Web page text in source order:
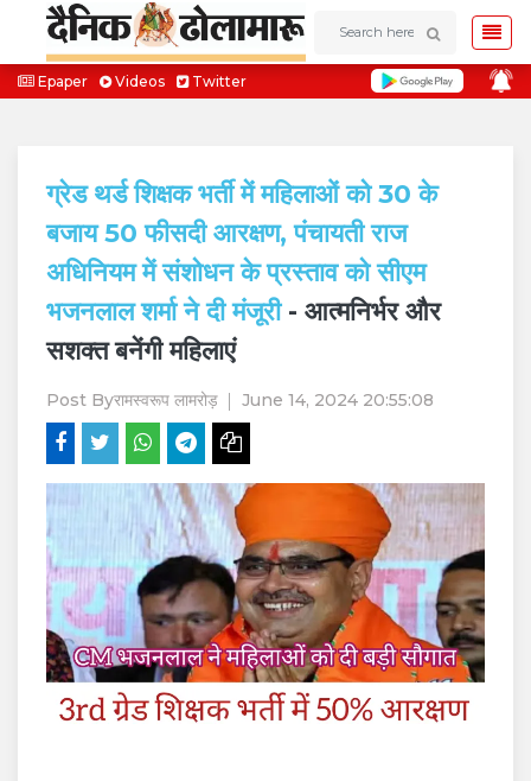
Epaper Videos Twitter
ग्रेड थर्ड शिक्षक भर्ती में महिलाओं को 30 के
बजाय 50 फीसदी आरक्षण, पंचायती राज
अधिनियम में संशोधन के प्रस्ताव को सीएम
भजनलाल शर्मा ने दी मंजूरी - आत्मनिर्भर और
सशक्त बनेंगी महिलाएं
Post Byरामस्वरूप लामरोड़ June 14, 2024 20:55:08